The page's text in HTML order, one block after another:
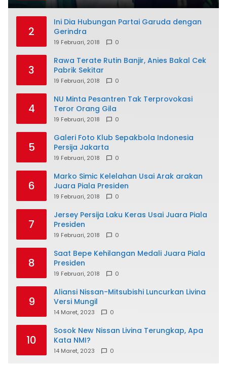
2
Ini Dia Hubungan Partai Garuda dengan
Gerindra
19 Februari, 2018 0
3
Rawa Terate Rutin Banjir, Anies Bakal Cek
Pabrik Sekitar
19 Februari, 2018 0
4
NU Minta Pesantren Tak Terprovokasi
Teror Orang Gila
19 Februari, 2018 0
5
Galeri Foto Klub Sepakbola Indonesia
Persija Jakarta
19 Februari, 2018 0
6
Marko Simic Kelelahan Usai Arak arakan
Juara Piala Presiden
19 Februari, 2018 0
7
Jersey Persija Laku Keras Usai Juara Piala
Presiden
19 Februari, 2018 0
8
Saat Bepe Kehilangan Medali Juara Piala
Presiden
19 Februari, 2018 0
9
Aliansi Nissan-Mitsubishi Luncurkan Livina
Versi Mungil
14 Maret, 2023 0
10
Sosok New Nissan Livina Terungkap, Apa
Kata NMI?
14 Maret, 2023 0